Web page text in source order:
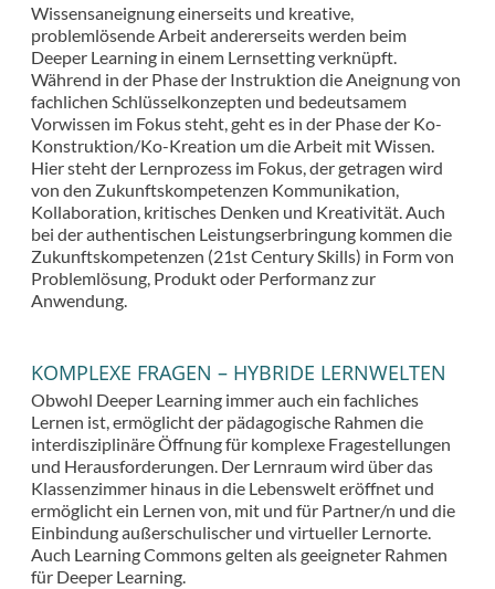
Wissensaneignung einerseits und kreative,
problemlösende Arbeit andererseits werden beim
Deeper Learning in einem Lernsetting verknüpft.
Während in der Phase der Instruktion die Aneignung von
fachlichen Schlüsselkonzepten und bedeutsamem
Vorwissen im Fokus steht, geht es in der Phase der Ko-
Konstruktion/Ko-Kreation um die Arbeit mit Wissen.
Hier steht der Lernprozess im Fokus, der getragen wird
von den Zukunftskompetenzen Kommunikation,
Kollaboration, kritisches Denken und Kreativität. Auch
bei der authentischen Leistungserbringung kommen die
Zukunftskompetenzen (21st Century Skills) in Form von
Problemlösung, Produkt oder Performanz zur
Anwendung.
KOMPLEXE FRAGEN – HYBRIDE LERNWELTEN
Obwohl Deeper Learning immer auch ein fachliches
Lernen ist, ermöglicht der pädagogische Rahmen die
interdisziplinäre Öffnung für komplexe Fragestellungen
und Herausforderungen. Der Lernraum wird über das
Klassenzimmer hinaus in die Lebenswelt eröffnet und
ermöglicht ein Lernen von, mit und für Partner/n und die
Einbindung außerschulischer und virtueller Lernorte.
Auch Learning Commons gelten als geeigneter Rahmen
für Deeper Learning.